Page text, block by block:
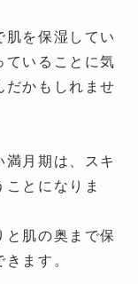
肌を保湿してい
ていることに気
だかもしれませ
満月期は、スキ
とになりま
と肌の奥まで保
ます。